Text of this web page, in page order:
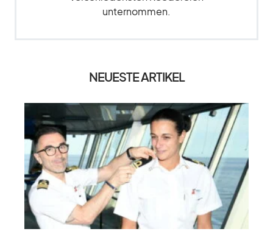
unternommen.
NEUESTE ARTIKEL